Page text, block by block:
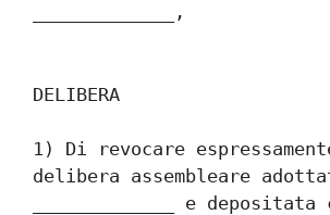
_____________,
DELIBERA
1) Di revocare
delibera assembleare
_____________ e depositata